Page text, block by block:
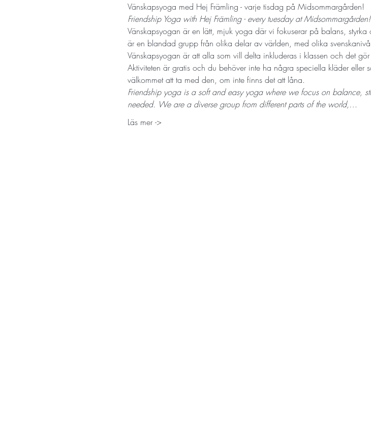
Vänskapsyoga med Hej Främling - varje tisdag på Midsommargården!
Friendship Yoga with Hej Främling - every tuesday at Midsommargården!
Vänskapsyogan är en lätt, mjuk yoga där vi fokuserar på balans,
är en blandad grupp från olika delar av världen, med olika
Vänskapsyogan är att alla som vill delta inkluderas i klassen och det
Aktiviteten är gratis och du behöver inte ha några speciella kläder
välkommet att ta med den, om inte finns det att låna.
Friendship yoga is a soft and easy yoga where we focus on balance,
needed. We are a diverse group from different parts of the world,…
Läs mer ->